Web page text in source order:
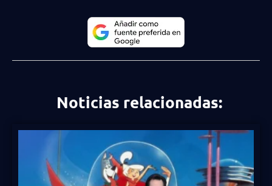
Noticias relacionadas: